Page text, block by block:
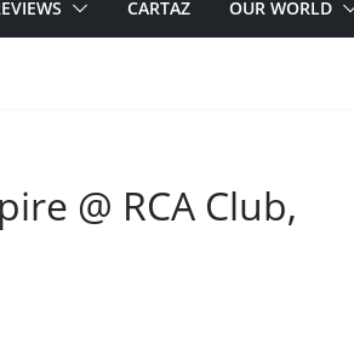
CARTAZ OUR WORLD
@ RCA Club,